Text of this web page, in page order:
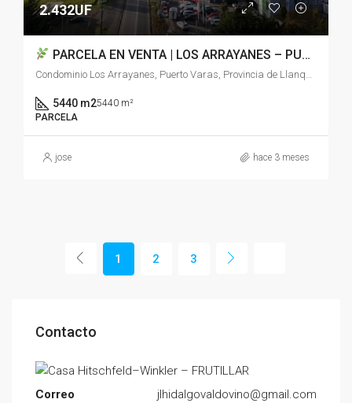
2.432UF
PARCELA EN VENTA | LOS ARRAYANES – PUERTO VARAS
5440 m25440 m²
PARCELA
jose hace 3 meses
1 2 3
Contacto
Correo jlhidalgovaldovino@gmail.com